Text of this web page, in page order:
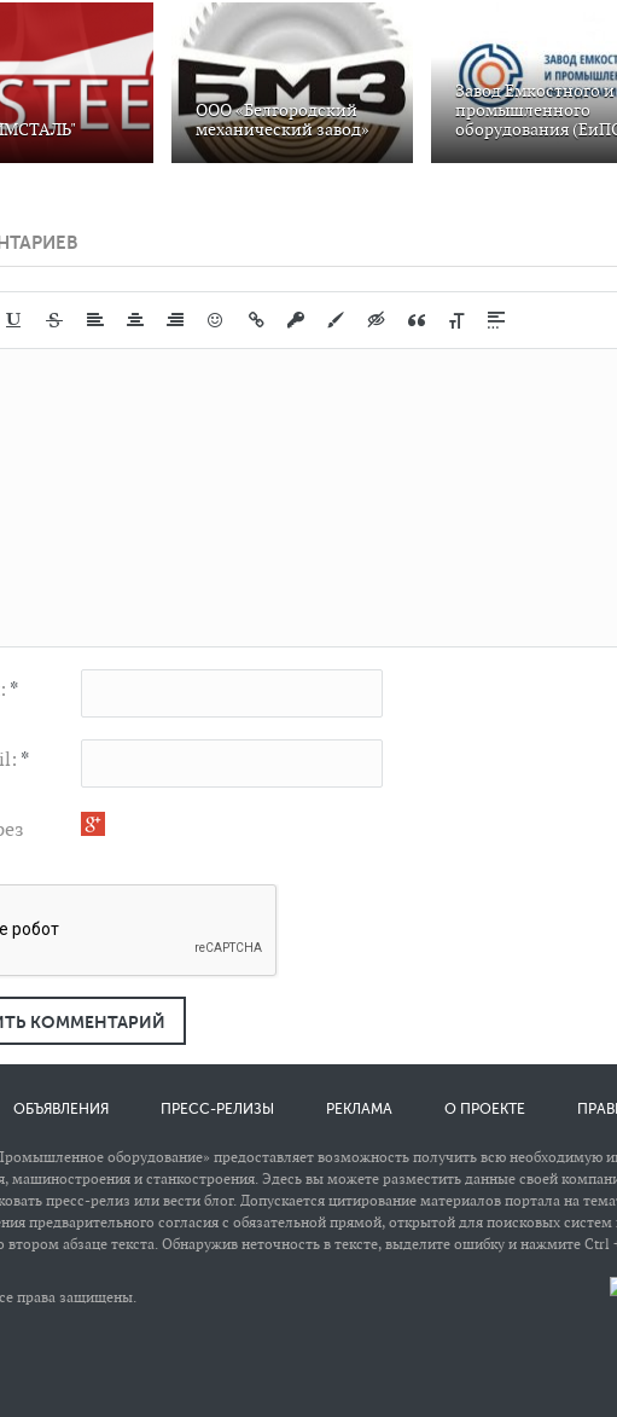
ООО «Белгородский
механический завод»
Завод Емкостного и
промышленного
оборудования
*
*
КОММЕНТАРИЙ
ОБЪЯВЛЕНИЯ ПРЕСС-РЕЛИЗЫ РЕКЛАМА О ПРОЕКТЕ
оборудование» предоставляет возможность получить всю необходимую
машиностроения и станкостроения. Эдесь вы можете разместить данные своей
пресс-релиз или вести блог. Допускается цитирование материалов портала на
предварительного согласия с обязательной прямой, открытой для поисковых
втором абзаце текста. Обнаружив неточность в тексте, выделите ошибку и нажмите Ctrl
права защищены.